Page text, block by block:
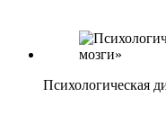
Психологическая